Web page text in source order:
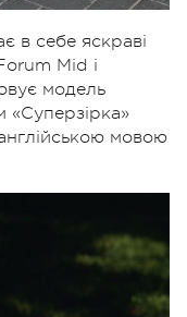
в себе яскраві
Mid і
модель
«Суперзірка»
мовою